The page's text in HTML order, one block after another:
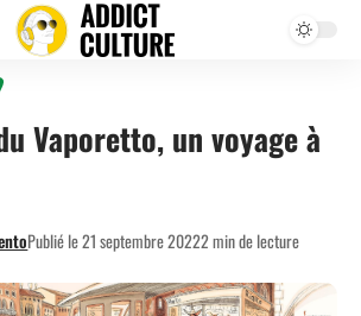
Vaporetto, un voyage à
Publié le 21 septembre 20222 min de lecture